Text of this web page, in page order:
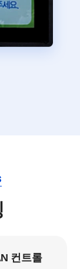
컨트롤